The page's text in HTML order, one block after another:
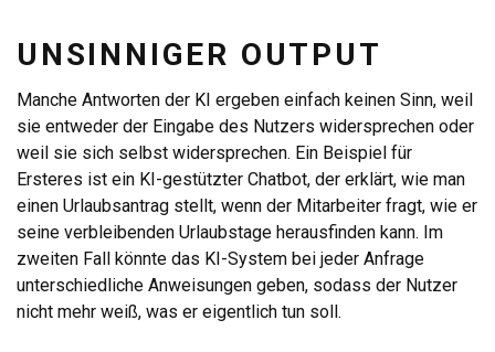
UNSINNIGER OUTPUT
Manche Antworten der KI ergeben einfach keinen Sinn, weil
sie entweder der Eingabe des Nutzers widersprechen oder
weil sie sich selbst widersprechen. Ein Beispiel für
Ersteres ist ein KI-gestützter Chatbot, der erklärt, wie man
einen Urlaubsantrag stellt, wenn der Mitarbeiter fragt, wie er
seine verbleibenden Urlaubstage herausfinden kann. Im
zweiten Fall könnte das KI-System bei jeder Anfrage
unterschiedliche Anweisungen geben, sodass der Nutzer
nicht mehr weiß, was er eigentlich tun soll.